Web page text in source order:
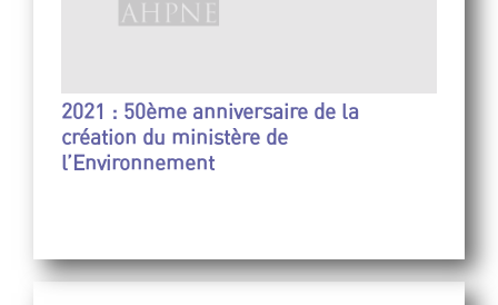
2021 : 50ème anniversaire de la
création du ministère de
l’Environnement